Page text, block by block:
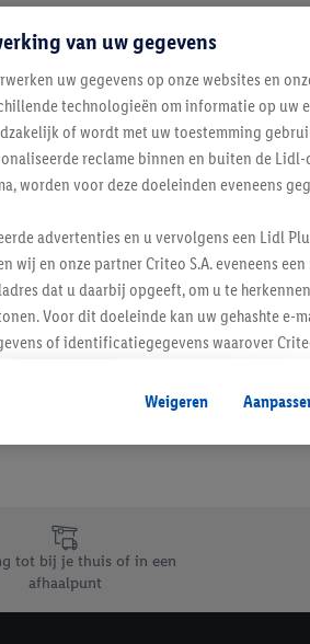
Blijf op de
Schrijf je in op de
tot bij je thuis of in een
afhaalpunt
van uw gegevens
uw gegevens op onze websites en
technologieën om informatie op uw
of wordt met uw toestemming
reclame binnen en buiten de Lidl-
worden voor deze doeleinden eveneens
advertenties en u vervolgens een Lidl
en onze partner Criteo S.A. eveneens
dat u daarbij opgeeft, om u te
Voor dit doeleinde kan uw gehashte e-
of identificatiegegevens waarover
kader van retargeting, d.w.z. advertenties
in de webshop aan uw winkelmandje toe
Lidl-diensten worden
en meer informatie vinden over de
van de noodzakelijke technologieën
voor alle bovengenoemde doeleinden.
Weigeren